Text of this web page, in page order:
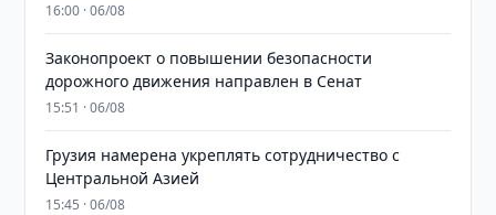
16:00 · 06/08
Законопроект о повышении безопасности
дорожного движения направлен в Сенат
15:51 · 06/08
Грузия намерена укреплять сотрудничество с
Центральной Азией
15:45 · 06/08